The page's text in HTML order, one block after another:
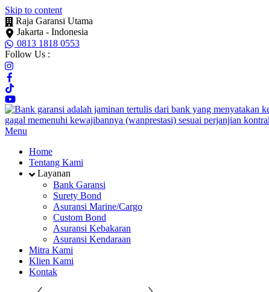
Skip to content
Raja Garansi Utama
Jakarta - Indonesia
0813 1818 0553
Follow Us :
Menu
Home
Tentang Kami
Layanan
Bank Garansi
Surety Bond
Asuransi Marine/Cargo
Custom Bond
Asuransi Kebakaran
Asuransi Kendaraan
Mitra Kami
Klien Kami
Kontak